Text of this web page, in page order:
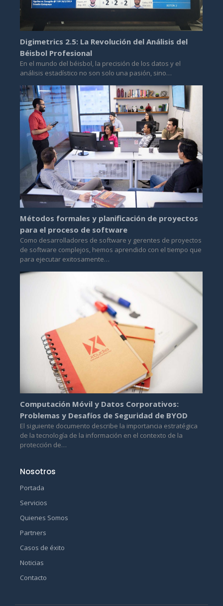
Digimetrics 2.5: La Revolución del Análisis del
Béisbol Profesional
En el mundo del béisbol, la precisión de los datos y el
análisis estadístico no son solo una pasión, sino…
Métodos formales y planificación de proyectos
para el proceso de software
Como desarrolladores de software y gerentes de proyectos
de software complejos, hemos aprendido con el tiempo que
para ejecutar exitosamente…
Computación Móvil y Datos Corporativos:
Problemas y Desafíos de Seguridad de BYOD
El siguiente documento describe la importancia estratégica
de la tecnología de la información en el contexto de la
protección de…
Nosotros
Portada
Servicios
Quienes Somos
Partners
Casos de éxito
Noticias
Contacto